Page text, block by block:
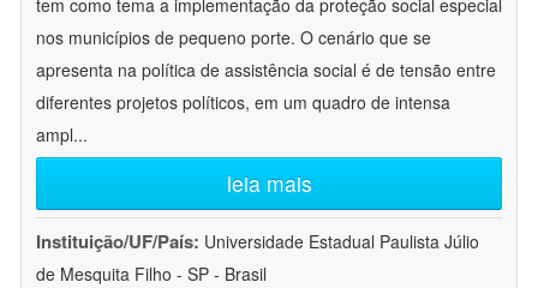
tem como tema a implementação da proteção social especial
nos municípios de pequeno porte. O cenário que se
apresenta na política de assistência social é de tensão entre
diferentes projetos políticos, em um quadro de intensa
ampl...
leia mais
Instituição/UF/País: Universidade Estadual Paulista Júlio
de Mesquita Filho - SP - Brasil